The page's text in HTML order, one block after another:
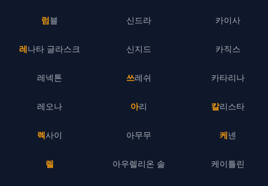
럼블
레나타 글라스크
레넥톤
레오나
렉사이
렐
신드라
신지드
쓰레쉬
아리
아무무
아우렐리온 솔
카이사
카직스
카타리나
칼리스타
케넨
케이틀린